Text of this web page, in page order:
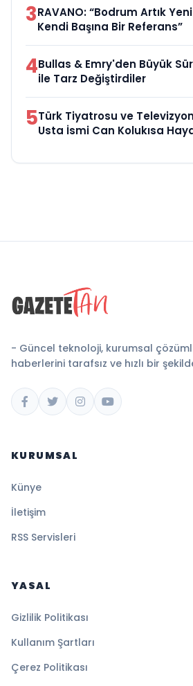
3RAVANO: “Bodrum Artık
Kendi Başına Bir Referans”
4Bullas & Emry'den Büyük
ile Tarz Değiştirdiler
5Türk Tiyatrosu ve Televizyon
Usta İsmi Can Kolukısa
- Güncel teknoloji, kurumsal
haberlerini tarafsız ve hızlı bir
KURUMSAL
Künye
İletişim
RSS Servisleri
YASAL
Gizlilik Politikası
Kullanım Şartları
Çerez Politikası